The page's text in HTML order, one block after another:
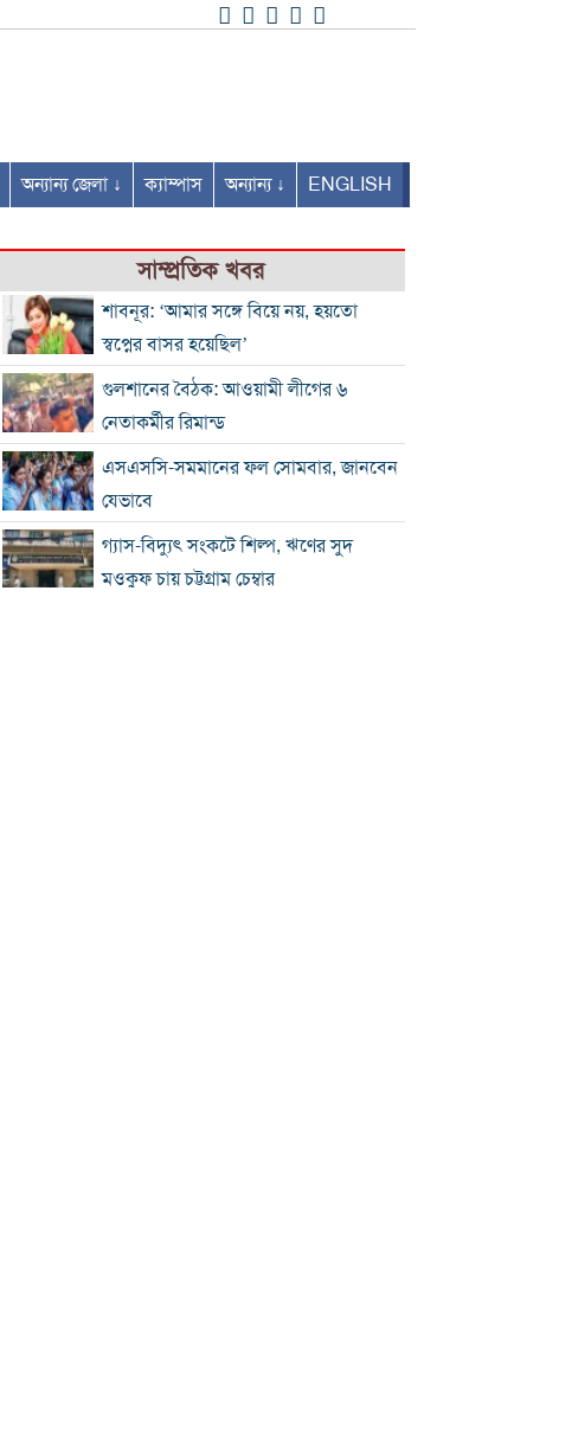
অন্যান্য জেলা ↓ ক্যাম্পাস অন্যান্য ↓ ENGLISH
সাম্প্রতিক খবর
শাবনূর: ‘আমার সঙ্গে বিয়ে নয়, হয়তো
স্বপ্নের বাসর হয়েছিল’
গুলশানের বৈঠক: আওয়ামী লীগের ৬
নেতাকর্মীর রিমান্ড
এসএসসি-সমমানের ফল সোমবার, জানবেন
যেভাবে
গ্যাস-বিদ্যুৎ সংকটে শিল্প, ঋণের সুদ
মওকুফ চায় চট্টগ্রাম চেম্বার